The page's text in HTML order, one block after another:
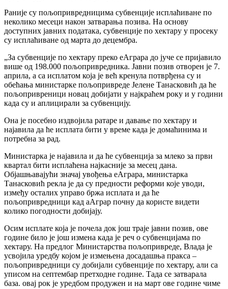
Раније су пољопривредницима субвенције исплаћиване по
неколико месеци након затварања позива. На основу
доступних јавних података, субвенције по хектару у просеку
су исплаћиване од марта до децембра.
„За субвенције по хектару преко еАграра до јуче се пријавило
више од 198.000 пољопривредника. Јавни позив отворен је 7.
априла, а са исплатом која је већ кренула потврђена су и
обећања министарке пољопривреде Јелене Танасковић да ће
пољопривреници новац добијати у најкраћем року и у години
када су и аплицирали за субвенцију.
Она је посебно издвојила ратаре и давање по хектару и
најавила да ће исплата бити у време када је домаћинима и
потребна за рад.
Министарка је најавила и да ће субвенција за млеко за први
квартал бити исплаћена најкасније за месец дана.
Објашњавајући значај увођења еАграра, министарка
Танасковић рекла је да су предности реформи које уводи,
између осталих управо бржа исплата и да ће
пољопривредници кад аАграр почну да користе видети
колико погодности добијају.
Осим исплате која је почела док још траје јавни позив, ове
године било је још измена када је реч о субвенцијама по
хектару. На предлог Министарства пољопривреде, Влада је
усвојила уредбу којом је измењена досадашња пракса –
пољопривредници су добијали субвенције по хектару, али са
уписом на септембар претходне године. Тада се затварала
база. овај рок је уредбом продужен и на март ове године чиме